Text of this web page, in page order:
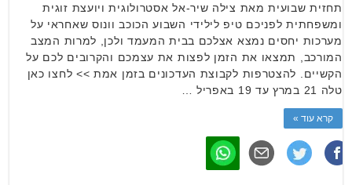
תחזית שבועית מאת צילה שיר-אל אסטרולוגית ויועצת זוגית
ומשפחתית לפניכם טיפ לילידי השבוע הכוכב וונוס שאחראי על
מערכות יחסים נמצא אצלכם בבית המעמד ולכן, למרות המצב
המורכב, תמצאו את הזמן לפצות את עצמכם והקרובים לכם על
הקשיים. להצטרפות לקבוצת העדכונים בזמן אמת >> לחצו כאן
טלה 21 במרץ עד 19 באפריל …
קרא עוד »